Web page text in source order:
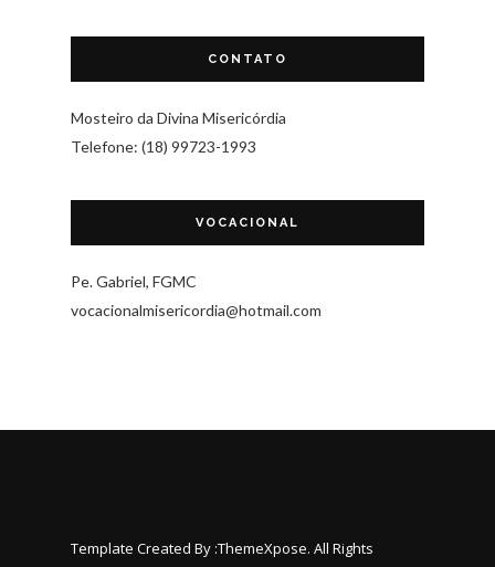
CONTATO
Mosteiro da Divina Misericórdia
Telefone: (18) 99723-1993
VOCACIONAL
Pe. Gabriel, FGMC
vocacionalmisericordia@hotmail.com
Template Created By :ThemeXpose. All Rights